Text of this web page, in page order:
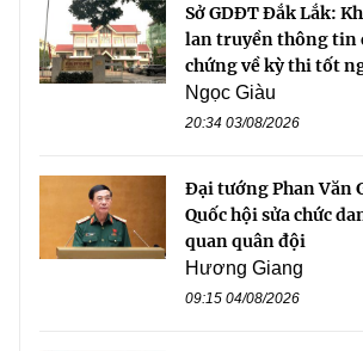
Sở GDĐT Đắk Lắk:
lan truyền thông tin
chứng về kỳ thi tốt
Ngọc Giàu
20:34 03/08/2026
Đại tướng Phan Văn
Quốc hội sửa chức
quan quân đội
Hương Giang
09:15 04/08/2026